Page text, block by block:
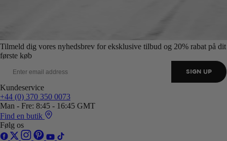
Tilmeld dig vores nyhedsbrev for eksklusive tilbud og 20% rabat på dit
første køb
SIGN UP
Kundeservice
+44 (0) 370 350 0073
Man - Fre: 8:45 - 16:45 GMT
Find en butik
Følg os